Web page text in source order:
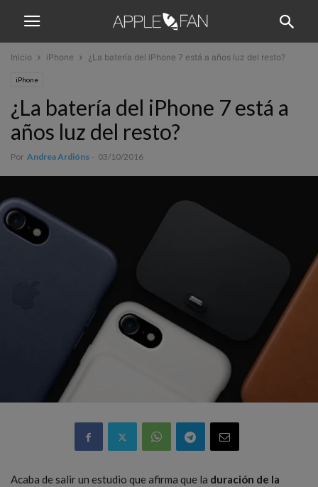
Inicio iPhone ¿La batería del iPhone 7 está a años luz del resto?
iPhone
¿La batería del iPhone 7 está a
años luz del resto?
Por Andrea Ardións - 03/10/2016
Acaba de salir un estudio que afirma que la duración de la